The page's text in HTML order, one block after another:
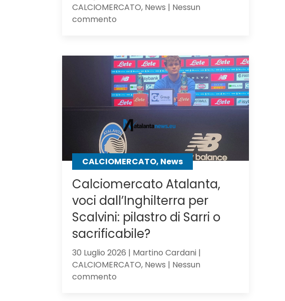
CALCIOMERCATO, News | Nessun
commentosu
il
Milan,
su
Samardzic,
offre
CALCIOMERCATO, News
Calciomercato Atalanta,
voci dall’Inghilterra per
Scalvini: pilastro di Sarri o
sacrificabile?
30 Luglio 2026 | Martino Cardani |
CALCIOMERCATO, News | Nessun
commentosu